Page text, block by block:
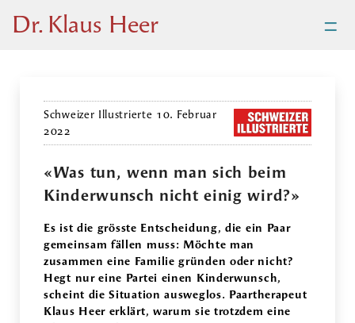
Dr. Klaus Heer =
Schweizer Illustrierte 10. Februar
2022
«Was tun, wenn man sich beim
Kinderwunsch nicht einig wird?»
Es ist die grösste Entscheidung, die ein Paar
gemeinsam fällen muss: Möchte man
zusammen eine Familie gründen oder nicht?
Hegt nur eine Partei einen Kinderwunsch,
scheint die Situation ausweglos. Paartherapeut
Klaus Heer erklärt, warum sie trotzdem eine